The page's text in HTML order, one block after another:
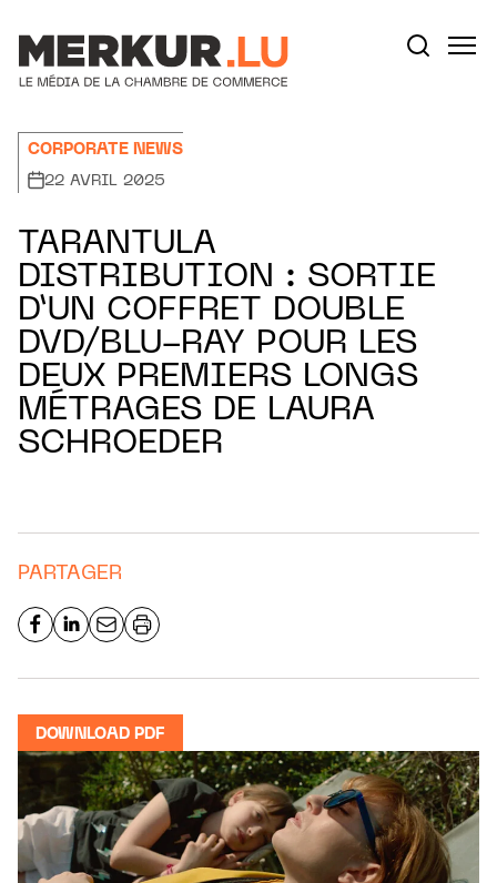
CORPORATE NEWS
22 AVRIL 2025
TARANTULA
DISTRIBUTION : SORTIE
D’UN COFFRET DOUBLE
DVD/BLU-RAY POUR LES
DEUX PREMIERS LONGS
MÉTRAGES DE LAURA
SCHROEDER
PARTAGER
DOWNLOAD PDF